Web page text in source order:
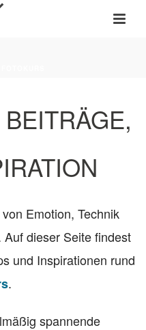
Emotion, Technik
dieser Seite findest
und Inspirationen rund
.
spannende